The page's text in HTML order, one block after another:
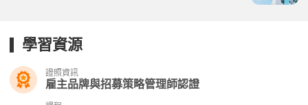
學習資源
證照資訊
雇主品牌與招募策略管理師認證